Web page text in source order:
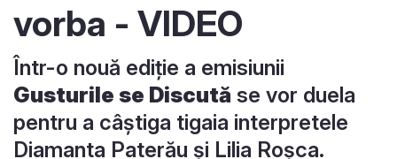
vorba - VIDEO
Într-o nouă ediție a emisiunii
Gusturile se Discută se vor duela
pentru a câștiga tigaia interpretele
Diamanta Paterău și Lilia Roșca.